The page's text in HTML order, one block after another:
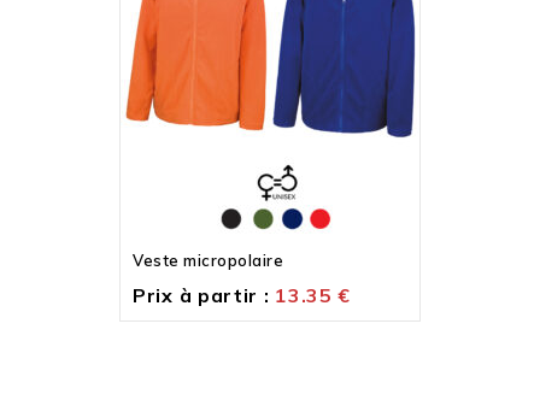
Veste micropolaire
Prix à partir : 13.35€